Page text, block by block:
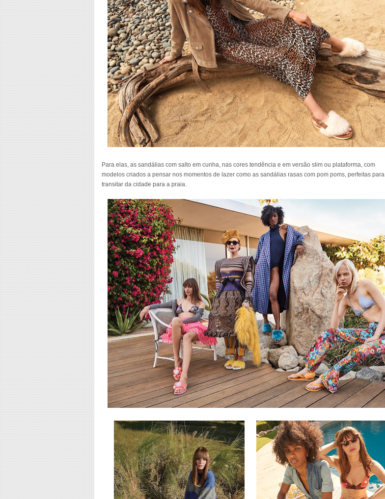
Para elas, as sandálias com salto em cunha, nas cores tendência e em versão slim ou plataforma, com
modelos criados a pensar nos momentos de lazer como as sandálias rasas com pom poms, perfeitas para
transitar da cidade para a praia.